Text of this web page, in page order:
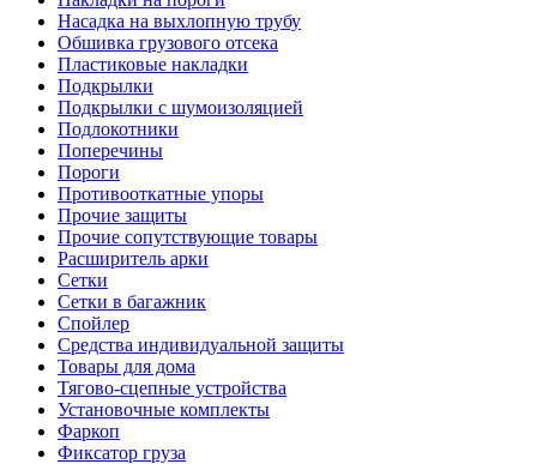
Насадка на выхлопную трубу
Обшивка грузового отсека
Пластиковые накладки
Подкрылки
Подкрылки с шумоизоляцией
Подлокотники
Поперечины
Пороги
Противооткатные упоры
Прочие защиты
Прочие сопутствующие товары
Расширитель арки
Сетки
Сетки в багажник
Спойлер
Средства индивидуальной защиты
Товары для дома
Тягово-сцепные устройства
Установочные комплекты
Фаркоп
Фиксатор груза